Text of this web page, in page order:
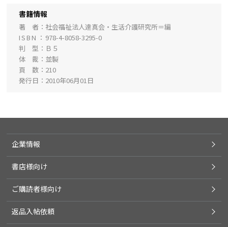
書籍情報
著 者
社会福祉法人達真会・生活介護研究所＝編
ISBN
978-4-8058-3295-0
判 型
Ｂ５
体 裁
並製
頁 数
210
発行日
2010年06月01日
企業情報
書店様向け
ご購読者様向け
返品入帖依頼